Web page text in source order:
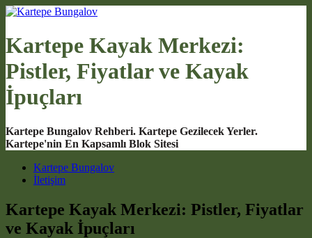
Kartepe Kayak Merkezi:
Pistler, Fiyatlar ve Kayak
İpuçları
Kartepe Bungalov Rehberi. Kartepe Gezilecek Yerler.
Kartepe'nin En Kapsamlı Blok Sitesi
Main Navigation
Kartepe Bungalov
İletişim
Kartepe Kayak Merkezi: Pistler, Fiyatlar
ve Kayak İpuçları